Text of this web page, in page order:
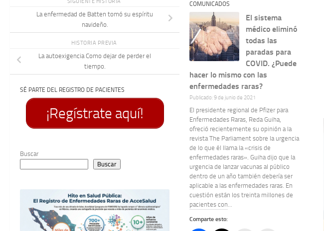
SIGUIENTE HISTORIA
La enfermedad de Batten tomó su espíritu
navideño.
HISTORIA PREVIA
La autoexigencia Como dejar de perder el
tiempo.
SÉ PARTE DEL REGISTRO DE PACIENTES
¡Regístrate aquí!
Buscar
Buscar
COMUNICADOS
El sistema
médico eliminó
todas las
paradas para
COVID. ¿Puede
hacer lo mismo con las
enfermedades raras?
Publicado: 9 de junio de 2021
El presidente regional de Pfizer para
Enfermedades Raras, Reda Guiha,
ofreció recientemente su opinión a la
revista The Parliament sobre la urgencia
de lo que él llama la «crisis de
enfermedades raras». Guiha dijo que la
urgencia de lanzar vacunas al público
dentro de un año también debería ser
aplicable a las enfermedades raras. En
cuestión están los treinta millones de
pacientes con...
Comparte esto: